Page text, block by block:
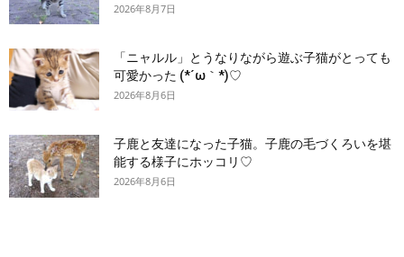
2026年8月7日
「ニャルル」とうなりながら遊ぶ子猫がとっても
可愛かった (*´ω｀*)♡
2026年8月6日
子鹿と友達になった子猫。子鹿の毛づくろいを堪
能する様子にホッコリ♡
2026年8月6日